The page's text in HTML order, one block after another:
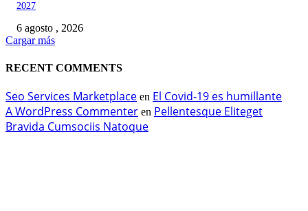
2027
6 agosto , 2026
Cargar más
RECENT COMMENTS
Seo Services Marketplace en El Covid-19 es humillante
A WordPress Commenter en Pellentesque Eliteget
Bravida Cumsociis Natoque